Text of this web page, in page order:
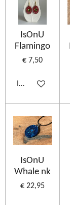
IsOnU
Flamingo
€ 7,50
In winkelwagen
IsOnU
Whale nk
€ 22,95